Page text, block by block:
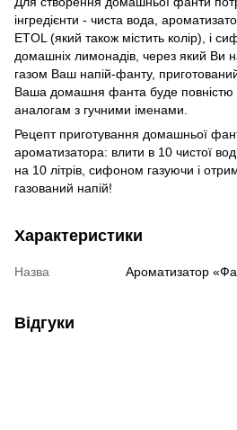
інгредієнти - чиста вода,
ETOL (який також містить колір), і
домашніх лимонадів, через який Ви
газом Ваш напій-фанту,
Ваша домашня фанта буде повністю
аналогам з гучними іменами.
Рецепт приготування домашньої
ароматизатора: влити в 10 чистої
на 10 літрів, сифоном газуючи і
газований напій!
Характеристики
Назва Ароматизатор
Відгуки